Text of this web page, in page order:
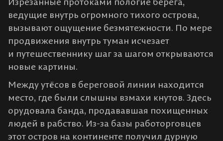
ведущие внутрь огромного тихого острова,
вызывают ощущение безмятежности. По мере
продвижения внутрь туман исчезает
и путешественнику шаг за шагом открываются
новые картины.
Между утёсов в береговой линии находится
место, где были слышны взмахи кнутов. Здесь
орудовала банда, продававшая похищенных
людей в рабство. Из-за базы работорговцев
этот остров на континенте получил дурную